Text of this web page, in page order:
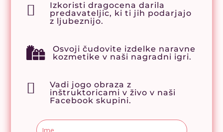

Izkoristi dragocena darila
predavateljic, ki ti jih podarjajo
z ljubeznijo.

Osvoji čudovite izdelke naravne
kozmetike v naši nagradni igri.

Vadi jogo obraza z
inštruktoricami v živo v naši
Facebook skupini.